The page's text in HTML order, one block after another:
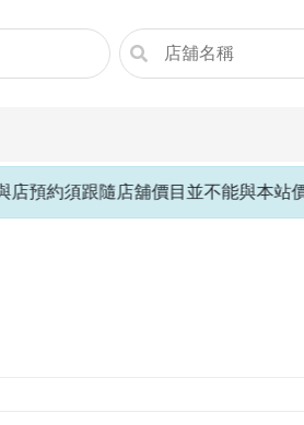
預約須跟隨店舖價目並不能與本站